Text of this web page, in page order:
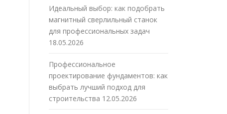
Идеальный выбор: как подобрать
магнитный сверлильный станок
для профессиональных задач
18.05.2026
Профессиональное
проектирование фундаментов: как
выбрать лучший подход для
строительства 12.05.2026